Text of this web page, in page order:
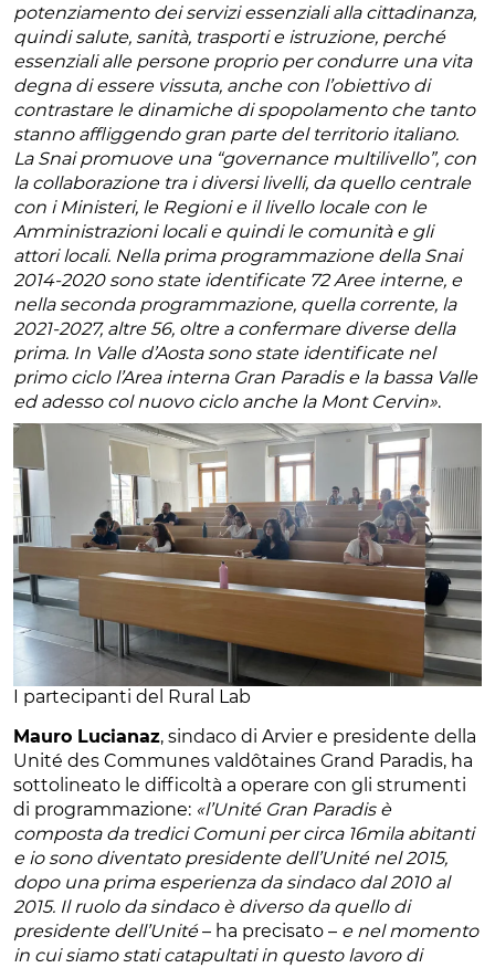
potenziamento dei servizi essenziali alla cittadinanza,
quindi salute, sanità, trasporti e istruzione, perché
essenziali alle persone proprio per condurre una vita
degna di essere vissuta, anche con l’obiettivo di
contrastare le dinamiche di spopolamento che tanto
stanno affliggendo gran parte del territorio italiano.
La Snai promuove una “governance multilivello”, con
la collaborazione tra i diversi livelli, da quello centrale
con i Ministeri, le Regioni e il livello locale con le
Amministrazioni locali e quindi le comunità e gli
attori locali. Nella prima programmazione della Snai
2014-2020 sono state identificate 72 Aree interne, e
nella seconda programmazione, quella corrente, la
2021-2027, altre 56, oltre a confermare diverse della
prima. In Valle d’Aosta sono state identificate nel
primo ciclo l’Area interna Gran Paradis e la bassa Valle
ed adesso col nuovo ciclo anche la Mont Cervin».
I partecipanti del Rural Lab
Mauro Lucianaz, sindaco di Arvier e presidente della
Unité des Communes valdôtaines Grand Paradis, ha
sottolineato le difficoltà a operare con gli strumenti
di programmazione: «l’Unité Gran Paradis è
composta da tredici Comuni per circa 16mila abitanti
e io sono diventato presidente dell’Unité nel 2015,
dopo una prima esperienza da sindaco dal 2010 al
2015. Il ruolo da sindaco è diverso da quello di
presidente dell’Unité– ha precisato – e nel momento
in cui siamo stati catapultati in questo lavoro di